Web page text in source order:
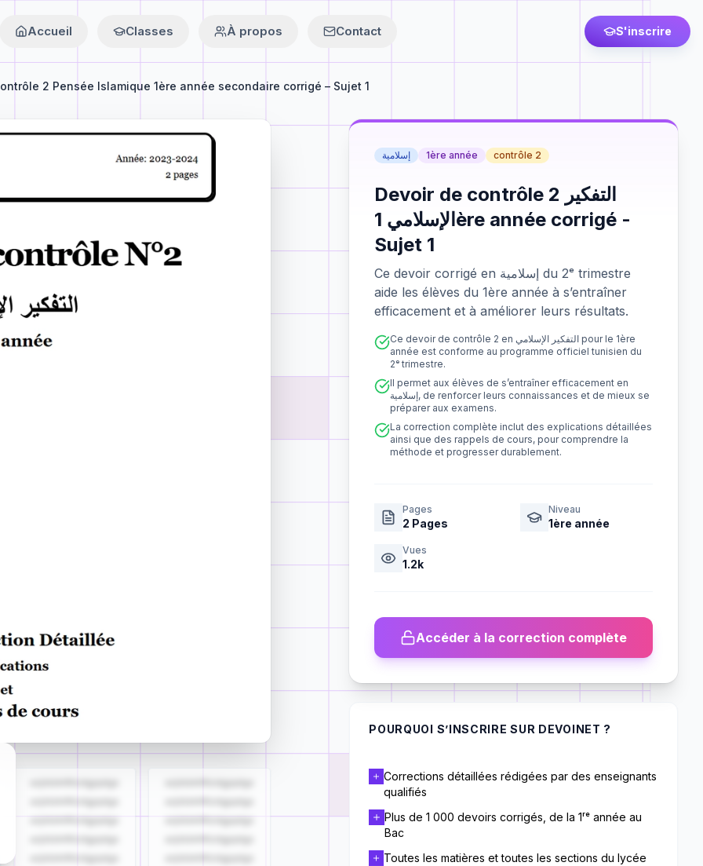
Accueil Classes À propos Contact S'inscrire
2 Pensée Islamique 1ère année secondaire corrigé – Sujet 1
إسلامية 1ère année contrôle 2
Devoir de contrôle 2 التفكير
الإسلامي 1ère année corrigé -
Sujet 1
Ce devoir corrigé en إسلامية du 2ᵉ trimestre
aide les élèves du 1ère année à s’entraîner
efficacement et à améliorer leurs résultats.
Ce devoir de contrôle 2 en التفكير الإسلامي pour le 1ère
année est conforme au programme officiel tunisien du
2ᵉ trimestre.
Il permet aux élèves de s’entraîner efficacement en
إسلامية, de renforcer leurs connaissances et de mieux se
préparer aux examens.
La correction complète inclut des explications détaillées
ainsi que des rappels de cours, pour comprendre la
méthode et progresser durablement.
Pages
2 Pages
Niveau
1ère année
Vues
1.2k
Accéder à la correction complète
POURQUOI S’INSCRIRE SUR DEVOINET ?
Corrections détaillées rédigées par des enseignants
qualifiés
Plus de 1 000 devoirs corrigés, de la 1ʳᵉ année au
Bac
Toutes les matières et toutes les sections du lycée